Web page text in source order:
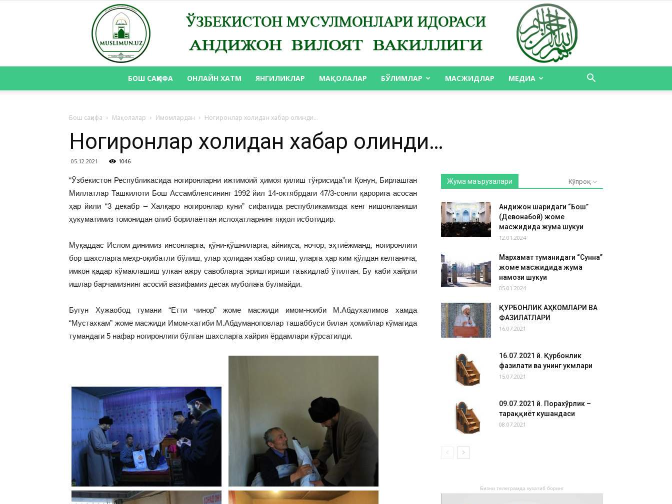
БОШ САҲИФА ОНЛАЙН ХАТМ ЯНГИЛИКЛАР МАҚОЛАЛАР БЎЛИМЛАР МАСЖИДЛАР МЕДИА
Бош саҳифа Мақолалар Имомлардан Ногиронлар холидан хабар олинди…
Ногиронлар холидан хабар олинди…
05.12.2021 1046
“Ўзбекистон Республикасида ногиронларни ижтимоий ҳимоя қилиш тўғрисида”ги Қонун, Бирлашган
Миллатлар Ташкилоти Бош Ассамблеясининг 1992 йил 14-октябрдаги 47/3-сонли қарорига асосан
ҳар йили “3 декабр – Халқаро ногиронлар куни” сифатида республикамизда кенг нишонланиши
ҳукуматимиз томонидан олиб борилаётган ислоҳатларнинг яққол исботидир.
Муқаддас Ислом динимиз инсонларга, қўни-қўшниларга, айниқса, ночор, эҳтиёжманд, ногиронлиги
бор шахсларга меҳр-оқибатли бўлиш, улар ҳолидан хабар олиш, уларга ҳар ким қўлдан келганича,
имкон қадар кўмаклашиш улкан ажру савобларга эриштириши таъкидлаб ўтилган. Бу каби хайрли
ишлар барчамизнинг асосий вазифамиз десак муболаға булмайди.
Бугун Хужаобод тумани “Етти чинор” жоме масжиди имом-ноиби М.Абдухалимов хамда
“Мустахкам” жоме масжиди Имом-хатиби М.Абдуманоповлар ташаббуси билан ҳомийлар кўмагида
тумандаги 5 нафар ногиронлиги бўлган шахсларга хайрия ёрдамлари кўрсатилди.
Жума маърузалари Кўпроқ
Андижон шаҳридаги “Бош”
(Девонабой) жоме
масжидида жума шукуҳи
12.01.2024
Мархамат туманидаги “Сунна”
жоме масжидида жума
намози шукуҳи
05.01.2024
ҚУРБОНЛИК АҲКОМЛАРИ ВА
ФАЗИЛАТЛАРИ
16.07.2021
16.07.2021 й. Қурбонлик
фазилати ва унинг ҳукмлари
15.07.2021
09.07.2021 й. Порахўрлик –
тараққиёт кушандаси
08.07.2021
Бизни телеграмда кузатиб боринг